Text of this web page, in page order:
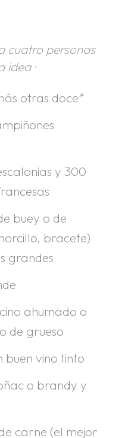
cuatro personas
·
otras doce*
y 300
buey o de
bracete)
grandes
ahumado o
de grueso
buen vino tinto
o brandy y
carne (el mejor